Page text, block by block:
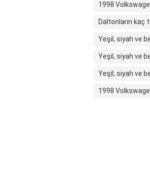
1998
Daltonların kaç
Yeşil, siyah ve
Yeşil, siyah ve
Yeşil, siyah ve
1998